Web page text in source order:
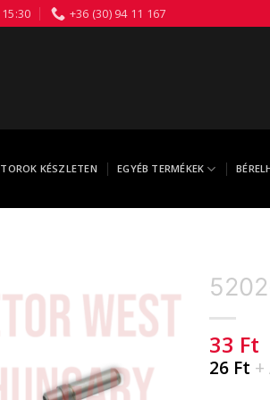
+36 (30) 94 11 167
KÉSZLETEN EGYÉB TERMÉKEK
33 Ft
26 Ft +